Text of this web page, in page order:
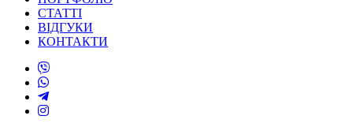
СТАТТІ
ВІДГУКИ
КОНТАКТИ